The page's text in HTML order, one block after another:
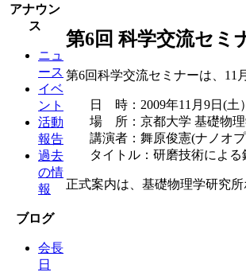
アナウン
ス
ニュ
ース
イベ
ント
活動
報告
過去
の情
報
ブログ
会長
日
第6回 科学交流セミ
第6回科学交流セミナーは、11
日 時：2009年11月9日(土
場 所：京都大学 基礎物理
講演者：舞原俊憲(ナノオ
タイトル：研磨技術によ
正式案内は、基礎物理学研究所